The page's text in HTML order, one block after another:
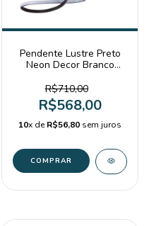
Pendente Lustre Preto
Neon Decor Branco
R$710,00
R$568,00
10x deR$56,80 sem juros